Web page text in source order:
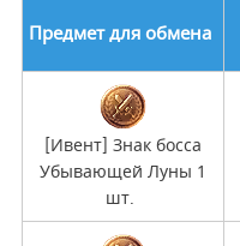
Предмет для обмена
[Ивент] Знак босса
Убывающей Луны 1
шт.